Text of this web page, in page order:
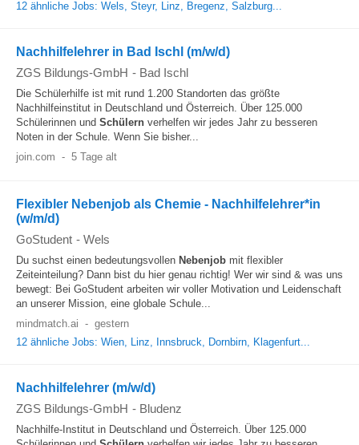
12 ähnliche Jobs: Wels, Steyr, Linz, Bregenz, Salzburg...
Nachhilfelehrer in Bad Ischl (m/w/d)
ZGS Bildungs-GmbH - Bad Ischl
Die Schülerhilfe ist mit rund 1.200 Standorten das größte
Nachhilfeinstitut in Deutschland und Österreich. Über 125.000
Schülerinnen und Schülern verhelfen wir jedes Jahr zu besseren
Noten in der Schule. Wenn Sie bisher...
join.com - 5 Tage alt
Flexibler Nebenjob als Chemie - Nachhilfelehrer*in
(w/m/d)
GoStudent - Wels
Du suchst einen bedeutungsvollen Nebenjob mit flexibler
Zeiteinteilung? Dann bist du hier genau richtig! Wer wir sind & was uns
bewegt: Bei GoStudent arbeiten wir voller Motivation und Leidenschaft
an unserer Mission, eine globale Schule...
mindmatch.ai - gestern
12 ähnliche Jobs: Wien, Linz, Innsbruck, Dornbirn, Klagenfurt...
Nachhilfelehrer (m/w/d)
ZGS Bildungs-GmbH - Bludenz
Nachhilfe-Institut in Deutschland und Österreich. Über 125.000